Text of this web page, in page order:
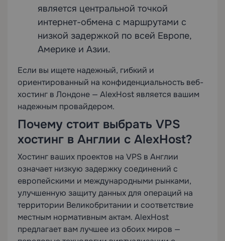
Почему стоит выбрать VPS
хостинг в Англии с AlexHost?
Хостинг ваших проектов на VPS в Англии
означает низкую задержку соединений с
европейскими и международными рынками,
улучшенную защиту данных для операций на
территории Великобритании и соответствие
местным нормативным актам. AlexHost
предлагает вам лучшее из обоих миров —
является центральной точкой
интернет-обмена с маршрутами с
низкой задержкой по всей Европе,
Америке и Азии.
Если вы ищете надежный, гибкий и
ориентированный на конфиденциальность веб-
хостинг в Лондоне — AlexHost является вашим
надежным провайдером.